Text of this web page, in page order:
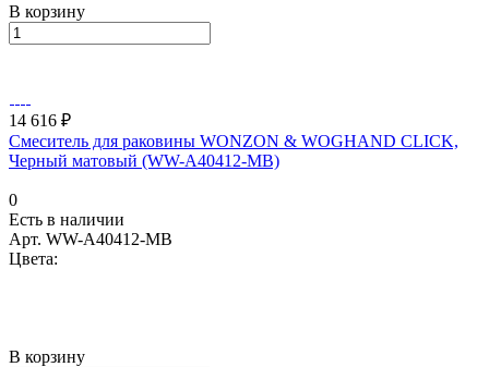
В корзину
14 616 ₽
Смеситель для раковины WONZON & WOGHAND CLICK,
Черный матовый (WW-A40412-MB)
0
Есть в наличии
Арт. WW-A40412-MB
Цвета:
В корзину